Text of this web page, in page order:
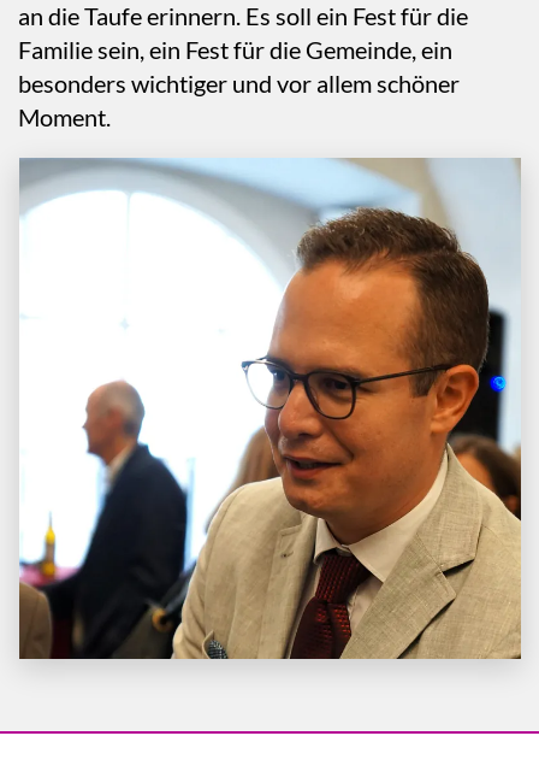
an die Taufe erinnern. Es soll ein Fest für die
Familie sein, ein Fest für die Gemeinde, ein
besonders wichtiger und vor allem schöner
Moment.